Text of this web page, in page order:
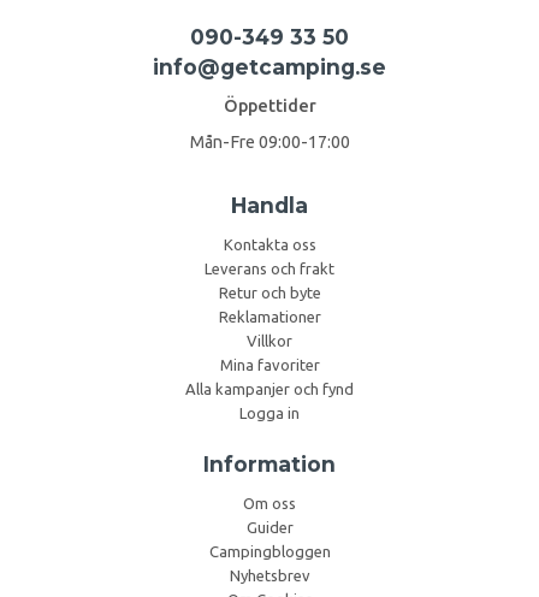
090-349 33 50
info@getcamping.se
Öppettider
Mån-Fre 09:00-17:00
Handla
Kontakta oss
Leverans och frakt
Retur och byte
Reklamationer
Villkor
Mina favoriter
Alla kampanjer och fynd
Logga in
Information
Om oss
Guider
Campingbloggen
Nyhetsbrev